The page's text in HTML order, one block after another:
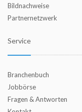
Bildnachweise
Partnernetzwerk
Service
Branchenbuch
Jobbörse
Fragen & Antworten